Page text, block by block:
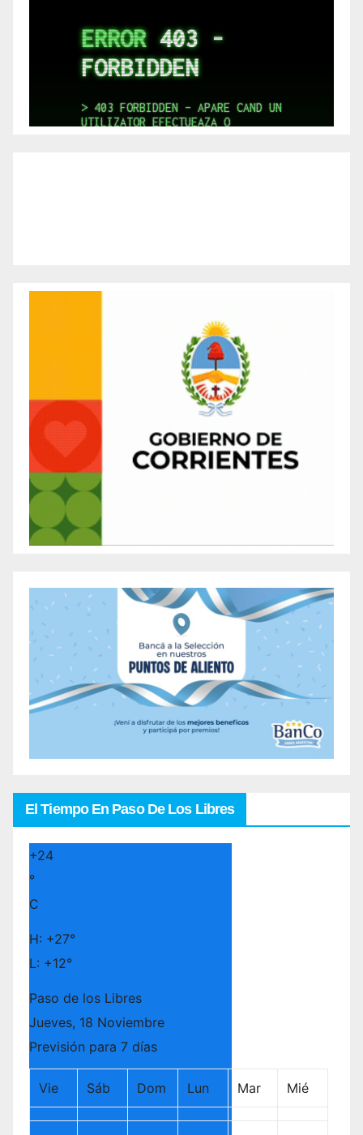
El Tiempo En Paso De Los Libres
+24
°
C
H: +27°
L: +12°
Paso de los Libres
Jueves, 18 Noviembre
Previsión para 7 días
Vie Sáb Dom Lun Mar Mié